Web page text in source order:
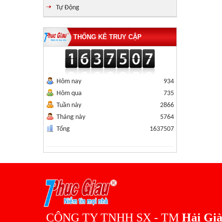
Tự Động
THỐNG KÊ TRUY CẬP
Hôm nay
Hôm qua
Tuần này
Tháng này
Tổng
934
735
2866
5764
1637507
CÔNG TY TNHH SX - TM Hải